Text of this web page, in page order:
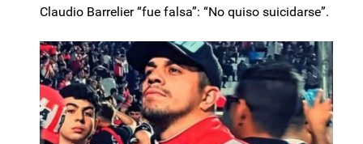
Claudio Barrelier “fue falsa”: “No quiso suicidarse”.